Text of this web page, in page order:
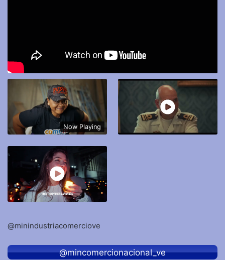
Now Playing
@minindustriacomerciove
@mincomercionacional_ve